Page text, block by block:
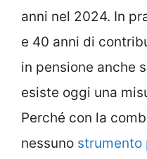
anni nel 2024. In
e 40 anni di
in pensione anche
esiste oggi una
Perché con la
nessuno strumento